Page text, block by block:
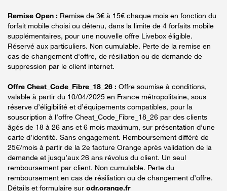
Remise Open : Remise de 3€ à 15€ chaque mois en fonction du
forfait mobile choisi ou détenu, dans la limite de 4 forfaits mobile
supplémentaires, pour une nouvelle offre Livebox éligible.
Réservé aux particuliers. Non cumulable. Perte de la remise en
cas de changement d'offre, de résiliation ou de demande de
suppression par le client internet.
Offre Cheat_Code_Fibre_18_26 : Offre soumise à conditions,
valable à partir du 10/04/2025 en France métropolitaine, sous
réserve d’éligibilité et d’équipements compatibles, pour la
souscription à l’offre Cheat_Code_Fibre_18_26 par des clients
âgés de 18 à 26 ans et 6 mois maximum, sur présentation d’une
carte d’identité. Sans engagement. Remboursement différé de
25€/mois à partir de la 2e facture Orange après validation de la
demande et jusqu’aux 26 ans révolus du client. Un seul
remboursement par client. Non cumulable. Perte du
remboursement en cas de résiliation ou de changement d’offre.
Détails et formulaire sur odr.orange.fr